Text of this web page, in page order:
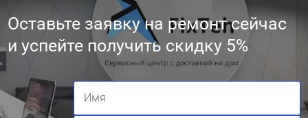
Оставьте заявку на ремонт сейчас
и успейте получить скидку 5%